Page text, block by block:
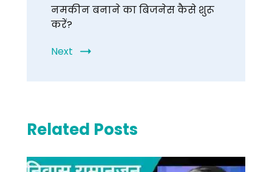
नमकीन बनाने का बिजनेस कैसे शुरू
करें?
Next
Related Posts